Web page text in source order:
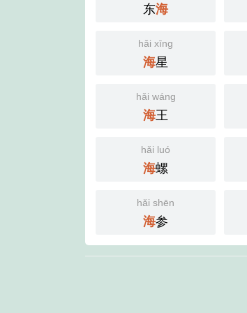
东海
hǎi xīng
海星
hǎi wáng
海王
hǎi luó
海螺
hǎi shēn
海参